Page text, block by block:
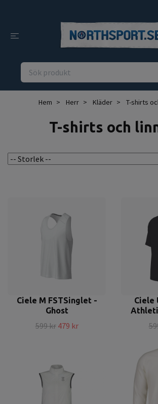
Hem Herr Kläder T-shirts
T-shirts och
Ciele M FSTSinglet -
Ghost
599 kr 479 kr
Ciele